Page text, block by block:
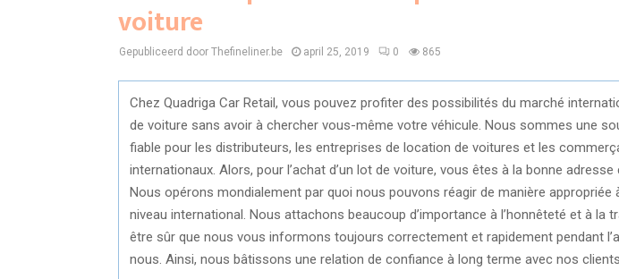
voiture
Gepubliceerd door Thefineliner.be april 25, 2019 0 865
Chez Quadriga Car Retail, vous pouvez profiter des possibilités du marché
de voiture sans avoir à chercher vous-même votre véhicule. Nous sommes une
fiable pour les distributeurs, les entreprises de location de voitures et les
internationaux. Alors, pour l’achat d’un lot de voiture, vous êtes à la bonne adresse
Nous opérons mondialement par quoi nous pouvons réagir de manière appropriée
niveau international. Nous attachons beaucoup d’importance à l’honnêteté et à la
être sûr que nous vous informons toujours correctement et rapidement pendant
nous. Ainsi, nous bâtissons une relation de confiance à long terme avec nos